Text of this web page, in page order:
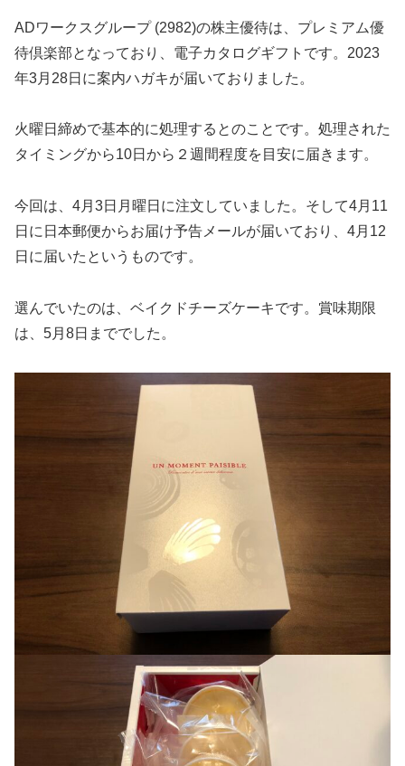
ADワークスグループ (2982)の株主優待は、プレミアム優
待倶楽部となっており、電子カタログギフトです。2023
年3月28日に案内ハガキが届いておりました。
火曜日締めで基本的に処理するとのことです。処理された
タイミングから10日から２週間程度を目安に届きます。
今回は、4月3日月曜日に注文していました。そして4月11
日に日本郵便からお届け予告メールが届いており、4月12
日に届いたというものです。
選んでいたのは、ベイクドチーズケーキです。賞味期限
は、5月8日まででした。